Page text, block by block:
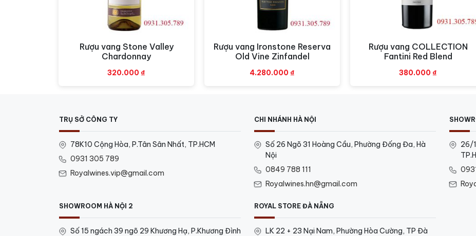
Xem nhanh
Rượu vang Stone Valley
Chardonnay
320.000 ₫
Xem nhanh
Rượu vang Ironstone Reserva
Old Vine Zinfandel
4.280.000 ₫
Xem nhanh
Rượu vang COLLECTION
Fantini Red Blend
380.000 ₫
TRỤ SỞ CÔNG TY
78K10 Cộng Hòa, P.Tân Sân Nhất, TP.HCM
0931 305 789
Royalwines.vip@gmail.com
CHI NHÁNH HÀ NỘI
Số 26 Ngõ 31 Hoàng Cầu, Phường Đống Đa, Hà
Nội
0849 788 111
Royalwines.hn@gmail.com
26/
SHOWROOM HÀ NỘI 2
Số 15 ngách 39 ngõ 29 Khương Hạ, P.Khương Đình
ROYAL STORE ĐÀ NẴNG
LK 22 + 23 Nại Nam, Phường Hòa Cường, TP Đà